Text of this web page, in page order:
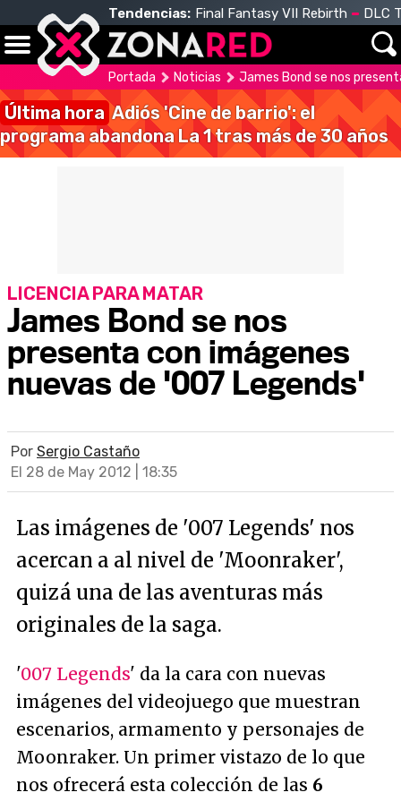
Tendencias: Final Fantasy VII Rebirth DLC
Portada Noticias James Bond se nos
Última hora Adiós 'Cine de barrio': el
programa abandona La 1 tras más de 30 años
James Bond se nos
presenta con imágenes
nuevas de '007 Legends'
LICENCIA PARA MATAR
Por Sergio Castaño
El 28 de May 2012 | 18:35
Las imágenes de '007 Legends' nos
acercan a al nivel de 'Moonraker',
quizá una de las aventuras más
originales de la saga.
'007 Legends' da la cara con nuevas
imágenes del videojuego que muestran
escenarios, armamento y personajes de
Moonraker. Un primer vistazo de lo que
nos ofrecerá esta colección de las 6